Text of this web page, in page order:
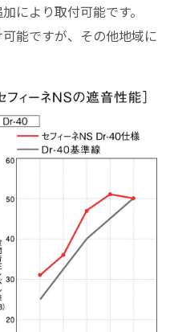
により取付可能です。
能ですが、その他地域に